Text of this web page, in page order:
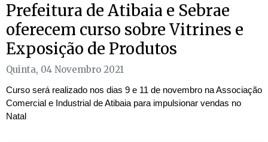
Prefeitura de Atibaia e Sebrae
oferecem curso sobre Vitrines e
Exposição de Produtos
Quinta, 04 Novembro 2021
Curso será realizado nos dias 9 e 11 de novembro na Associação
Comercial e Industrial de Atibaia para impulsionar vendas no
Natal